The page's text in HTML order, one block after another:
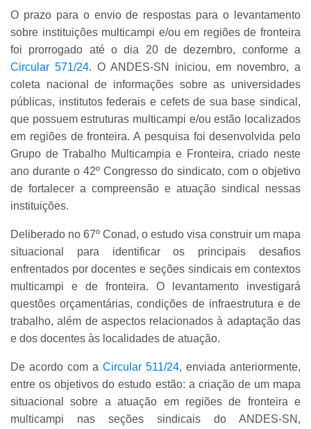
O prazo para o envio de respostas para o levantamento
sobre instituições multicampi e/ou em regiões de fronteira
foi prorrogado até o dia 20 de dezembro, conforme a
Circular 571/24. O ANDES-SN iniciou, em novembro, a
coleta nacional de informações sobre as universidades
públicas, institutos federais e cefets de sua base sindical,
que possuem estruturas multicampi e/ou estão localizados
em regiões de fronteira. A pesquisa foi desenvolvida pelo
Grupo de Trabalho Multicampia e Fronteira, criado neste
ano durante o 42º Congresso do sindicato, com o objetivo
de fortalecer a compreensão e atuação sindical nessas
instituições.
Deliberado no 67º Conad, o estudo visa construir um mapa
situacional para identificar os principais desafios
enfrentados por docentes e seções sindicais em contextos
multicampi e de fronteira. O levantamento investigará
questões orçamentárias, condições de infraestrutura e de
trabalho, além de aspectos relacionados à adaptação das
e dos docentes às localidades de atuação.
De acordo com a Circular 511/24, enviada anteriormente,
entre os objetivos do estudo estão: a criação de um mapa
situacional sobre a atuação em regiões de fronteira e
multicampi nas seções sindicais do ANDES-SN,